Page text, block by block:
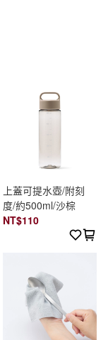
上蓋可提水壺/附刻
度/約500ml/沙棕
NT$110